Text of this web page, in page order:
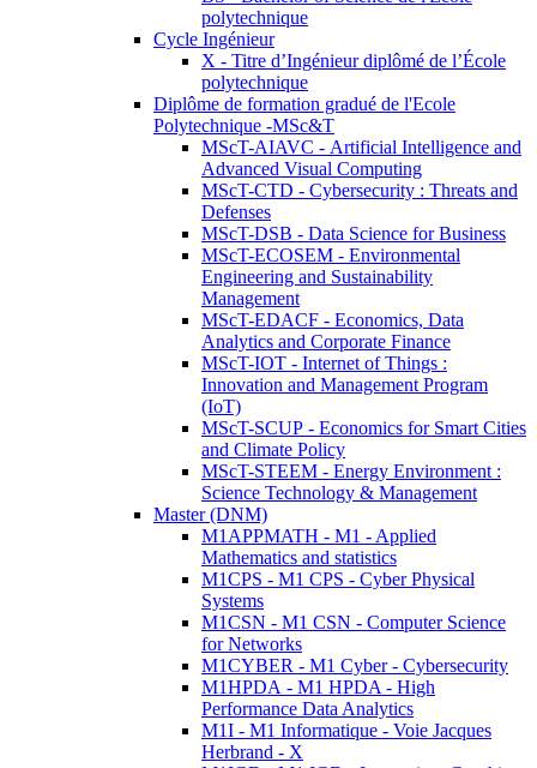
polytechnique
Cycle Ingénieur
X - Titre d’Ingénieur diplômé de l’École
polytechnique
Diplôme de formation gradué de l'Ecole
Polytechnique -MSc&T
MScT-AIAVC - Artificial Intelligence and
Advanced Visual Computing
MScT-CTD - Cybersecurity : Threats and
Defenses
MScT-DSB - Data Science for Business
MScT-ECOSEM - Environmental
Engineering and Sustainability
Management
MScT-EDACF - Economics, Data
Analytics and Corporate Finance
MScT-IOT - Internet of Things :
Innovation and Management Program
(IoT)
MScT-SCUP - Economics for Smart Cities
and Climate Policy
MScT-STEEM - Energy Environment :
Science Technology & Management
Master (DNM)
M1APPMATH - M1 - Applied
Mathematics and statistics
M1CPS - M1 CPS - Cyber Physical
Systems
M1CSN - M1 CSN - Computer Science
for Networks
M1CYBER - M1 Cyber - Cybersecurity
M1HPDA - M1 HPDA - High
Performance Data Analytics
M1I - M1 Informatique - Voie Jacques
Herbrand - X